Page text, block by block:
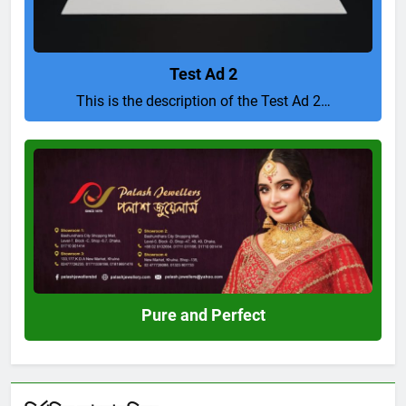
Test Ad 2
This is the description of the Test Ad 2…
Pure and Perfect